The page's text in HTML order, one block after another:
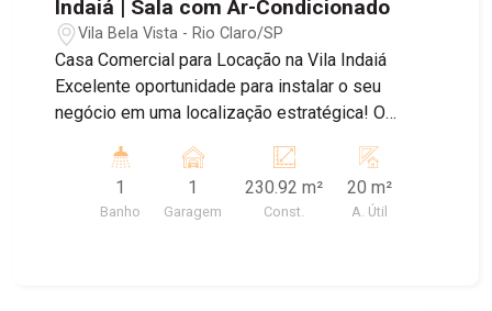
Indaiá | Sala com Ar-Condicionado
Vila Bela Vista - Rio Claro/SP
Casa Comercial para Locação na Vila Indaiá
Excelente oportunidade para instalar o seu
negócio em uma localização estratégica! O
condicionado, proporcionando um ambiente
confortável para atendimento e trabalho. Dispõe
ainda de cozinha, banheiro e área de serviço,
1
Banho
1
Garagem
230.92 m²
Const.
20 m²
A. Útil